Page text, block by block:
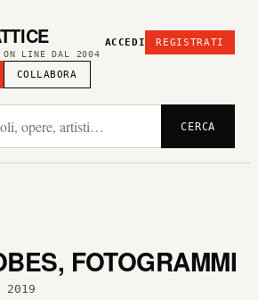
ON LINE DAL 2004
COLLABORA
ACCEDI REGISTRATI
CERCA
FOTOGRAMMI